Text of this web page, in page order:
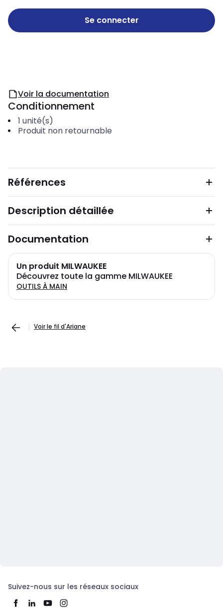
Se connecter
Voir la documentation
Conditionnement
1 unité(s)
Produit non retournable
Références
Description détaillée
Documentation
Un produit MILWAUKEE
Découvrez toute la gamme MILWAUKEE
OUTILS À MAIN
Voir le fil d'Ariane
Suivez-nous sur les réseaux sociaux